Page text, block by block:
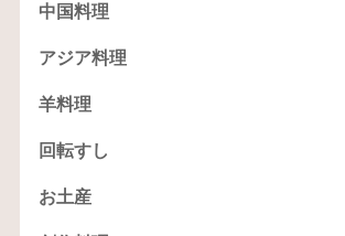
中国料理
アジア料理
羊料理
回転すし
お土産